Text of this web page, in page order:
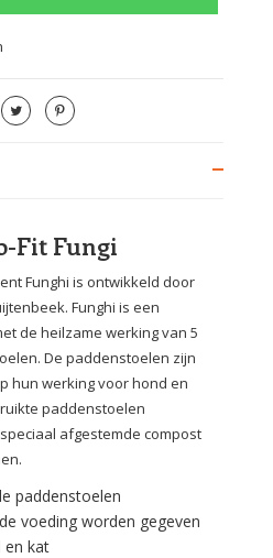
Fit Fungi
Funghi is ontwikkeld door
Funghi is een
de heilzame werking van 5
De paddenstoelen zijn
hun werking voor hond en
paddenstoelen
afgestemde compost
paddenstoelen
voeding worden gegeven
en kat